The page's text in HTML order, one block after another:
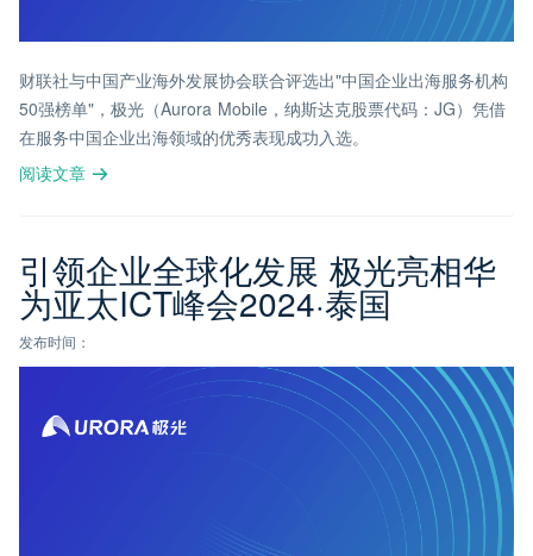
财联社与中国产业海外发展协会联合评选出"中国企业出海服务机构
50强榜单"，极光（Aurora Mobile，纳斯达克股票代码：JG）凭借
在服务中国企业出海领域的优秀表现成功入选。
阅读文章
引领企业全球化发展 极光亮相华
为亚太ICT峰会2024·泰国
发布时间：